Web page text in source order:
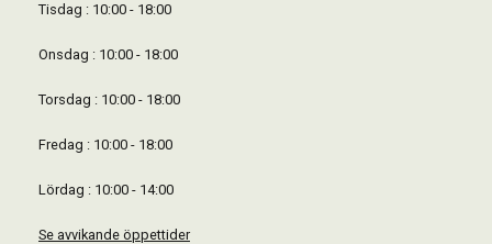
Tisdag : 10:00 - 18:00
Onsdag : 10:00 - 18:00
Torsdag : 10:00 - 18:00
Fredag : 10:00 - 18:00
Lördag : 10:00 - 14:00
Se avvikande öppettider